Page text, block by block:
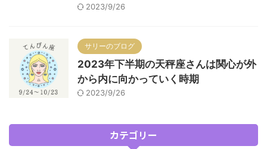
2023/9/26
サリーのブログ
2023年下半期の天秤座さんは関心が外
から内に向かっていく時期
2023/9/26
カテゴリー